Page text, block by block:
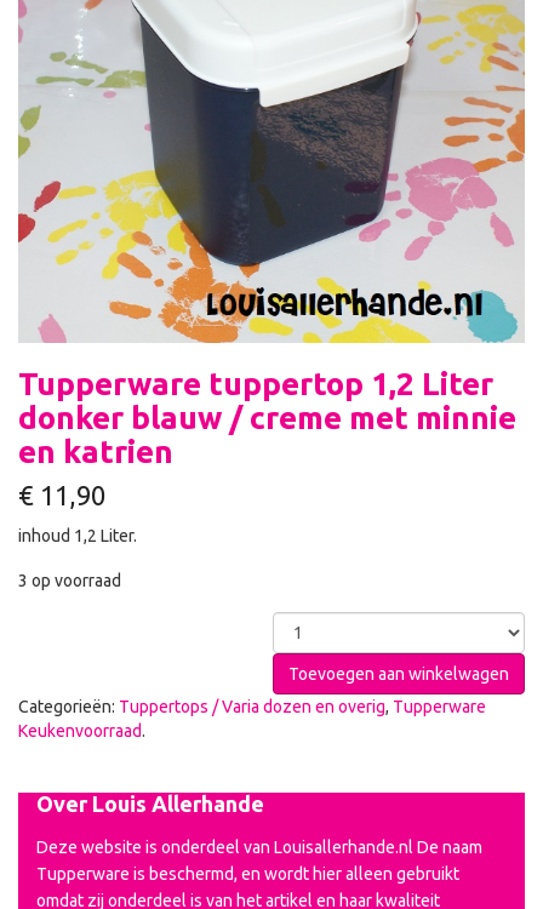
Tupperware tuppertop 1,2 Liter
donker blauw / creme met minnie
en katrien
€ 11,90
inhoud 1,2 Liter.
3 op voorraad
Toevoegen aan winkelwagen
Categorieën: Tuppertops / Varia dozen en overig, Tupperware
Keukenvoorraad.
Over Louis Allerhande
Deze website is onderdeel van Louisallerhande.nl De naam
Tupperware is beschermd, en wordt hier alleen gebruikt
omdat zij onderdeel is van het artikel en haar kwaliteit